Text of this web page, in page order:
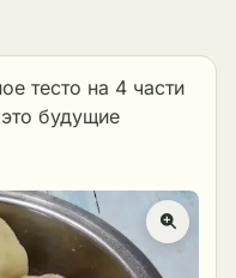
тесто на 4 части
будущие